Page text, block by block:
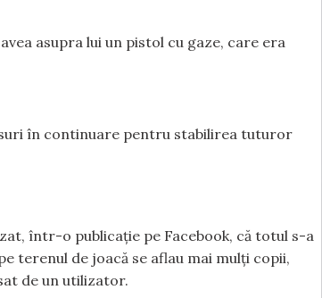
asupra lui un pistol cu gaze, care era
în continuare pentru stabilirea tuturor
într-o publicație pe Facebook, că totul s-a
terenul de joacă se aflau mai mulți copii,
de un utilizator.